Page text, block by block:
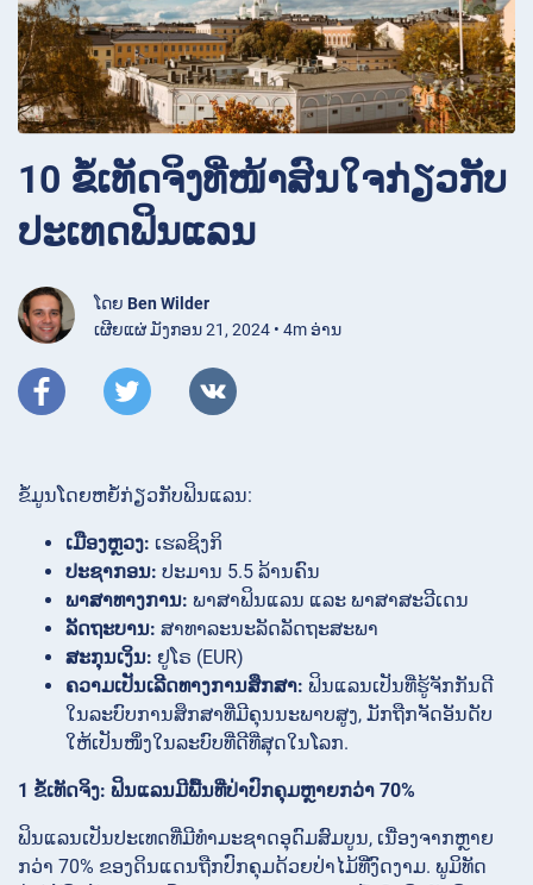
10 ຂໍ້ເທັດຈິງທີ່ໜ້າສົນໃຈກ່ຽວກັບ
ປະເທດຟິນແລນ
ໂດຍ Ben Wilder
ເຜີຍແຜ່ ມັງກອນ 21, 2024 • 4m ອ່ານ
ຂໍ້ມູນໂດຍຫຍໍ້ກ່ຽວກັບຟິນແລນ:
ເມືອງຫຼວງ: ເຮລຊິງກິ
ປະຊາກອນ: ປະມານ 5.5 ລ້ານຄົນ
ພາສາທາງການ: ພາສາຟິນແລນ ແລະ ພາສາສະວີເດນ
ລັດຖະບານ: ສາທາລະນະລັດລັດຖະສະພາ
ສະກຸນເງິນ: ຢູໂຣ (EUR)
ຄວາມເປັນເລີດທາງການສຶກສາ: ຟິນແລນເປັນທີ່ຮູ້ຈັກກັນດີ
ໃນລະບົບການສຶກສາທີ່ມີຄຸນນະພາບສູງ, ມັກຖືກຈັດອັນດັບ
ໃຫ້ເປັນໜຶ່ງໃນລະບົບທີ່ດີທີ່ສຸດໃນໂລກ.
1 ຂໍ້ເທັດຈິງ: ຟິນແລນມີພື້ນທີ່ປ່າປົກຄຸມຫຼາຍກວ່າ 70%
ຟິນແລນເປັນປະເທດທີ່ມີທຳມະຊາດອຸດົມສົມບູນ, ເນື່ອງຈາກຫຼາຍ
ກວ່າ 70% ຂອງດິນແດນຖືກປົກຄຸມດ້ວຍປ່າໄມ້ທີ່ງົດງາມ. ພູມິທັດ